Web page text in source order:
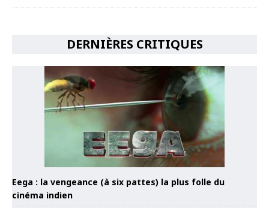
DERNIÈRES CRITIQUES
Eega : la vengeance (à six pattes) la plus folle du
cinéma indien